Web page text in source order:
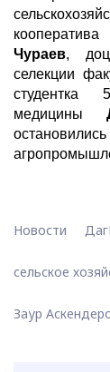
Чураев,
селекции
студентка
медицины
Новости
сельское
Заур